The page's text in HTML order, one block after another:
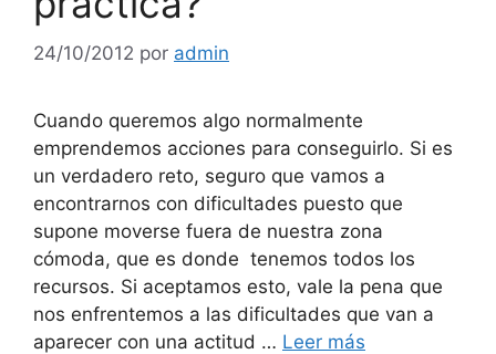
24/10/2012 por admin
Cuando queremos algo normalmente
emprendemos acciones para conseguirlo. Si es
un verdadero reto, seguro que vamos a
encontrarnos con dificultades puesto que
supone moverse fuera de nuestra zona
cómoda, que es donde tenemos todos los
recursos. Si aceptamos esto, vale la pena que
nos enfrentemos a las dificultades que van a
aparecer con una actitud … Leer más